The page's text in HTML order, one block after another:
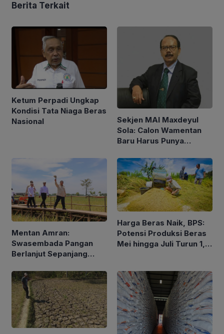
Berita Terkait
Ketum Perpadi Ungkap
Kondisi Tata Niaga Beras
Nasional
Sekjen MAI Maxdeyul
Sola: Calon Wamentan
Baru Harus Punya
Holistik
Mentan Amran:
Swasembada Pangan
Berlanjut Sepanjang
Harga Beras Naik, BPS:
Potensi Produksi Beras
Mei hingga Juli Turun 1,16